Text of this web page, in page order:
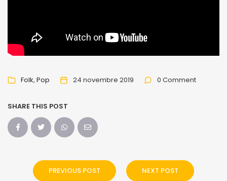
Folk Pop 24 novembre 2019 0 Comment
SHARE THIS POST
PREVIOUS POST NEXT POST